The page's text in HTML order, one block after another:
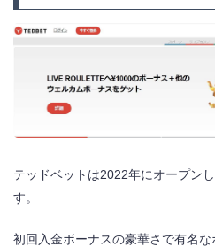
テッドベットは2022年にオープン
す。
初回入金ボーナスの豪華さで有名